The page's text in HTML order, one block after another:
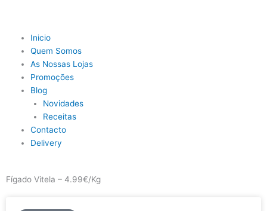
Main
Menu
Inicio
Quem Somos
As Nossas Lojas
Promoções
Blog
Novidades
Receitas
Contacto
Delivery
Fígado Vitela – 4.99€/Kg